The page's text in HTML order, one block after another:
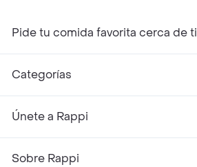
Pide tu comida favorita cerca de ti
Categorías
Únete a Rappi
Sobre Rappi